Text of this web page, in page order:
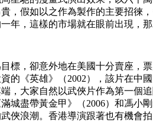
，假如以之作為製作的主要招
年，這樣的市場就在眼前出現，那
標，卻意外地在美國十分賣座
的《英雄》（2002），該片在
，大家自然以武俠片作為第一個
城盡帶黃金甲》（2006）和馮
俠浪潮。香港導演跟著也有機會